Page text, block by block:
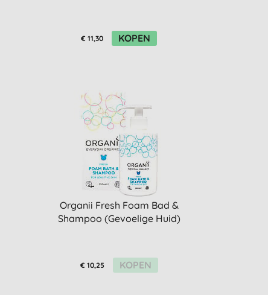
€ 11,30 KOPEN
Organii Fresh Foam Bad &
Shampoo (Gevoelige Huid)
€ 10,25 KOPEN